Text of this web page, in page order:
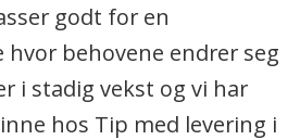
godt for en
behovene endrer seg
i stadig vekst og vi har
hos Tip med levering i